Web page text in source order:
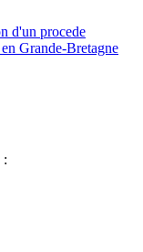
d'un procede
Grande-Bretagne
: